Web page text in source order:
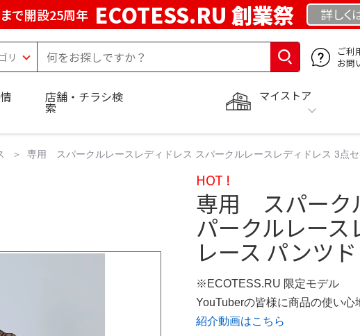
で開設25周年 ECOTESS.RU 創業祭 詳しく
ご利
お問
マイストア
店舗・チラシ検
索
専用 スパークルレースレディドレス スパークルレースレディドレス 3点
HOT !
専用 スパーク
パークルレース
レース パンツ
※ECOTESS.RU 限定モデル
YouTuberの皆様に商品の使い心
紹介動画はこちら